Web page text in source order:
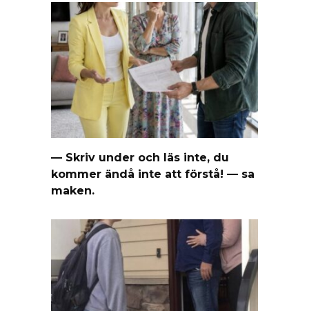
— Skriv under och läs inte, du
kommer ändå inte att förstå! — sa
maken.